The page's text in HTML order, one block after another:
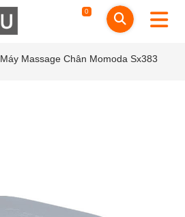
0
Máy Massage Chân Momoda Sx383